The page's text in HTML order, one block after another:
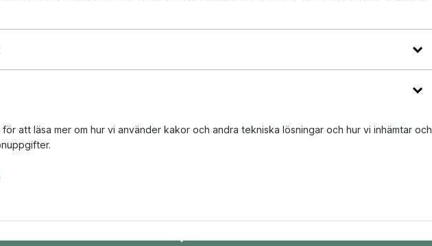
att läsa mer om hur vi använder kakor och andra tekniska lösningar och hur vi inhämtar och